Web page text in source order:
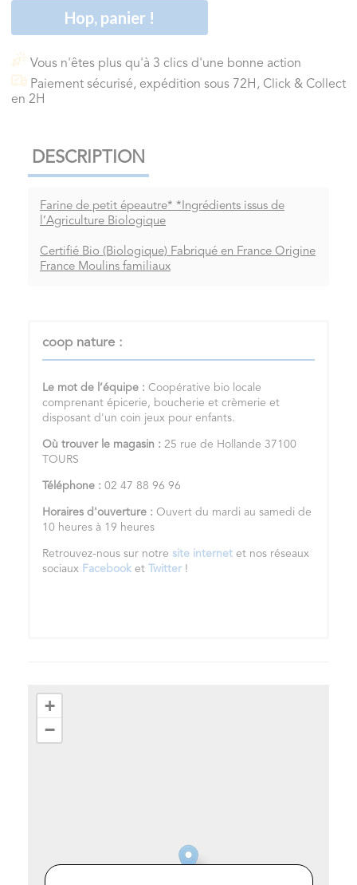
Hop, panier !
Vous n'êtes plus qu'à 3 clics d'une bonne action
Paiement sécurisé, expédition sous 72H, Click & Collect
en 2H
DESCRIPTION
Farine de petit épeautre* *Ingrédients issus de
l’Agriculture Biologique
Certifié Bio (Biologique) Fabriqué en France Origine
France Moulins familiaux
coop nature :
Le mot de l’équipe : Coopérative bio locale
comprenant épicerie, boucherie et crèmerie et
disposant d'un coin jeux pour enfants.
Où trouver le magasin : 25 rue de Hollande 37100
TOURS
Téléphone : 02 47 88 96 96
Horaires d'ouverture : Ouvert du mardi au samedi de
10 heures à 19 heures
Retrouvez-nous sur notre site internet et nos réseaux
sociaux Facebook et Twitter !
+
−